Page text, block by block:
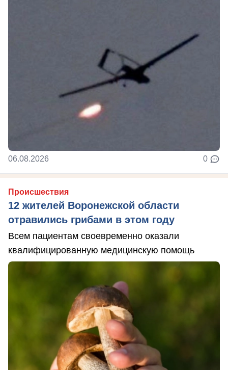
06.08.2026 0
Происшествия
12 жителей Воронежской области
отравились грибами в этом году
Всем пациентам своевременно оказали
квалифицированную медицинскую помощь